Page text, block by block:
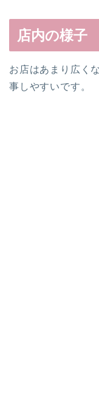
店内の様子
お店はあまり広く
事しやすいです。